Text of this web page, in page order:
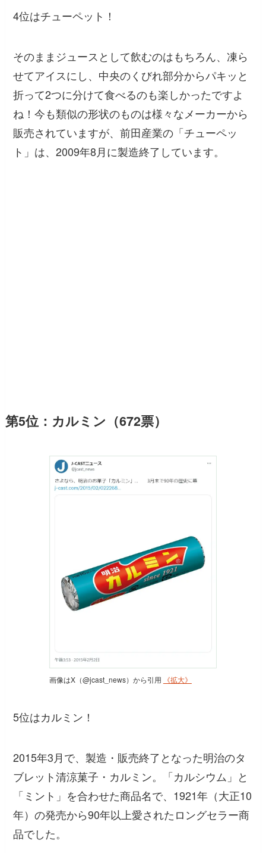
4位はチューペット！
そのままジュースとして飲むのはもちろん、凍ら
せてアイスにし、中央のくびれ部分からパキッと
折って2つに分けて食べるのも楽しかったですよ
ね！今も類似の形状のものは様々なメーカーから
販売されていますが、前田産業の「チューペッ
ト」は、2009年8月に製造終了しています。
第5位：カルミン（672票）
画像はX（@jcast_news）から引用 《拡大》
5位はカルミン！
2015年3月で、製造・販売終了となった明治のタ
ブレット清涼菓子・カルミン。「カルシウム」と
「ミント」を合わせた商品名で、1921年（大正10
年）の発売から90年以上愛されたロングセラー商
品でした。